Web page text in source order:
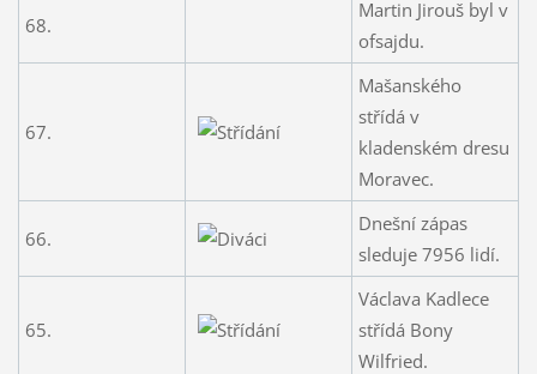
68.
Martin Jirouš byl v
ofsajdu.
67.
Mašanského
střídá v
kladenském dresu
Moravec.
66.
Dnešní zápas
sleduje 7956 lidí.
65.
Václava Kadlece
střídá Bony
Wilfried.